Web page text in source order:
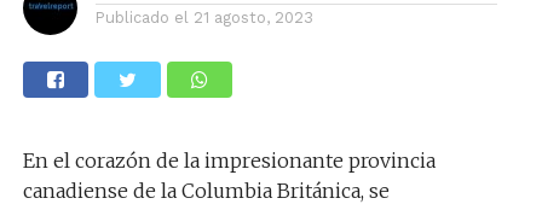
Publicado el 21 agosto, 2023
En el corazón de la impresionante provincia
canadiense de la Columbia Británica, se